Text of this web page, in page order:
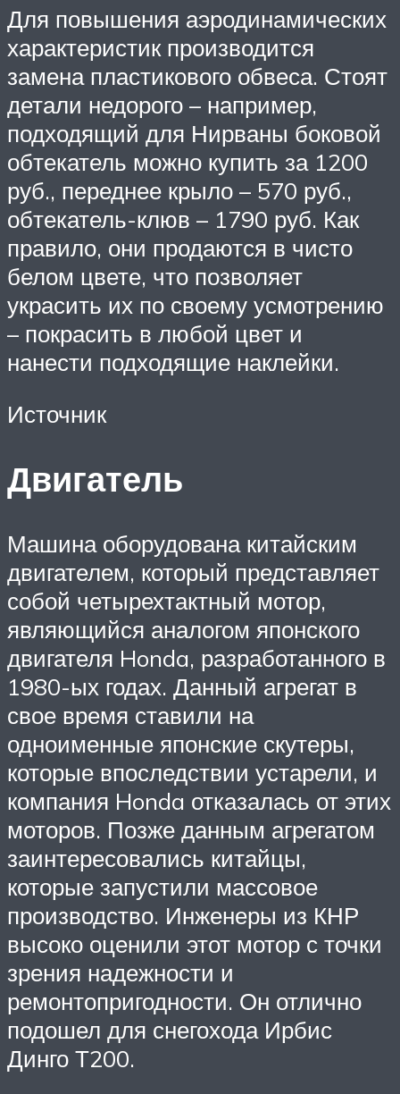
Для повышения аэродинамических
характеристик производится
замена пластикового обвеса. Стоят
детали недорого – например,
подходящий для Нирваны боковой
обтекатель можно купить за 1200
руб., переднее крыло – 570 руб.,
обтекатель-клюв – 1790 руб. Как
правило, они продаются в чисто
белом цвете, что позволяет
украсить их по своему усмотрению
– покрасить в любой цвет и
нанести подходящие наклейки.
Источник
Двигатель
Машина оборудована китайским
двигателем, который представляет
собой четырехтактный мотор,
являющийся аналогом японского
двигателя Honda, разработанного в
1980-ых годах. Данный агрегат в
свое время ставили на
одноименные японские скутеры,
которые впоследствии устарели, и
компания Honda отказалась от этих
моторов. Позже данным агрегатом
заинтересовались китайцы,
которые запустили массовое
производство. Инженеры из КНР
высоко оценили этот мотор с точки
зрения надежности и
ремонтопригодности. Он отлично
подошел для снегохода Ирбис
Динго Т200.